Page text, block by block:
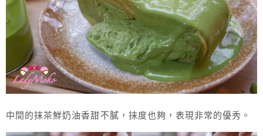
中間的抹茶鮮奶油香甜不膩，抹度也夠，表現非常的優秀。